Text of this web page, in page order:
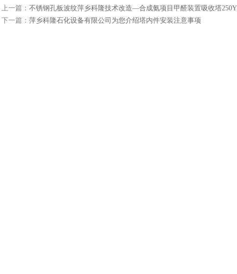
上一篇： 不锈钢孔板波纹萍乡科隆技术改造—合成氨项目甲醛装置吸收塔
下一篇： 萍乡科隆石化设备有限公司为您介绍塔内件安装注意事项